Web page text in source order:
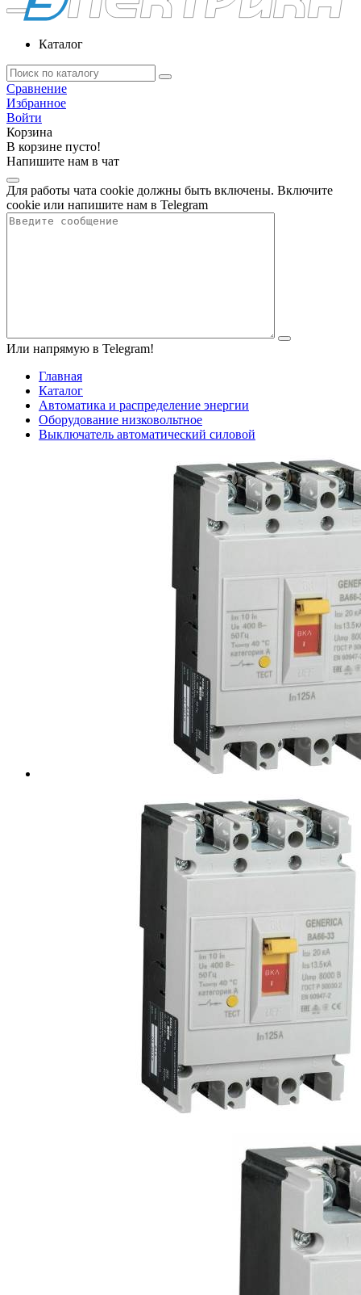
Каталог
Сравнение
Избранное
Войти
Корзина
В корзине пусто!
Напишите нам в чат
Для работы чата cookie должны быть включены. Включите
cookie или напишите нам в Telegram
Или напрямую в Telegram!
Главная
Каталог
Автоматика и распределение энергии
Оборудование низковольтное
Выключатель автоматический силовой